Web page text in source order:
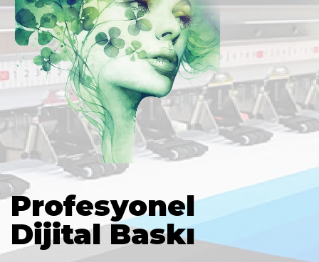
Profesyonel
Dijital Baskı